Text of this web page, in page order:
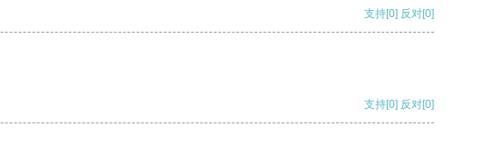
支持[0] 反对[0]
支持[0] 反对[0]